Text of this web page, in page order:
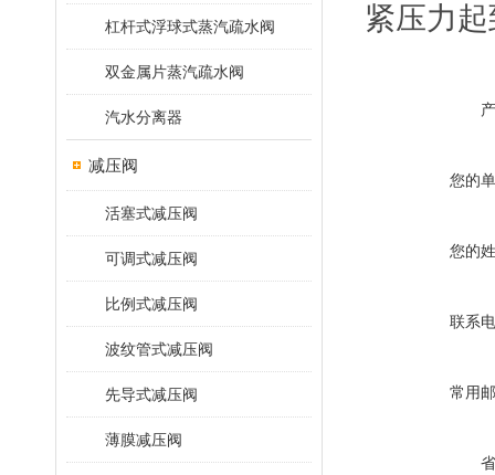
杠杆式浮球式蒸汽疏水阀
双金属片蒸汽疏水阀
汽水分离器
减压阀
活塞式减压阀
可调式减压阀
比例式减压阀
波纹管式减压阀
先导式减压阀
薄膜减压阀
紧压力
您的
您的
联系
常用